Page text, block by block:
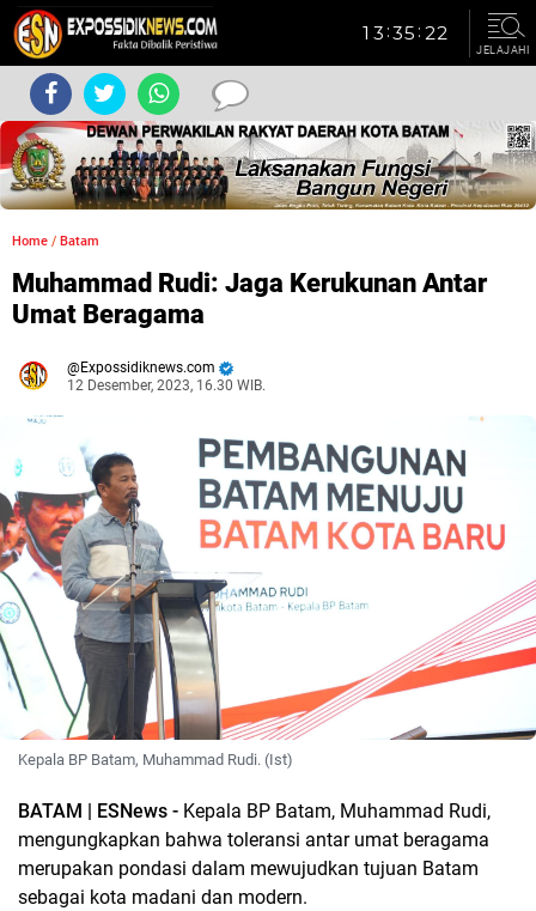
JELAJAHI
Home / Batam
Muhammad Rudi: Jaga Kerukunan Antar
Umat Beragama
Expossidiknews.com
12 Desember, 2023, 16.30 WIB.
Kepala BP Batam, Muhammad Rudi. (Ist)
BATAM | ESNews - Kepala BP Batam, Muhammad Rudi,
mengungkapkan bahwa toleransi antar umat beragama
merupakan pondasi dalam mewujudkan tujuan Batam
sebagai kota madani dan modern.